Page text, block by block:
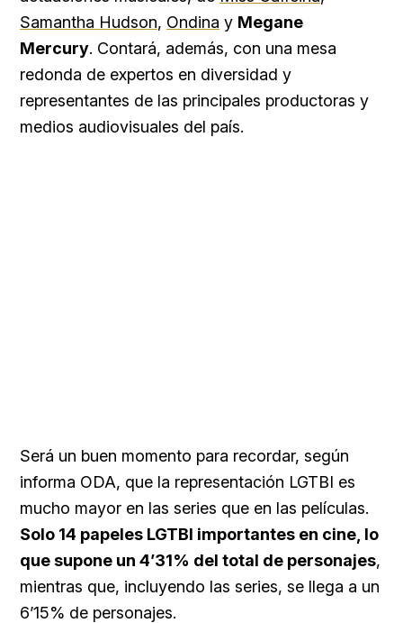
Samantha Hudson, Ondina y Megane
Mercury. Contará, además, con una mesa
redonda de expertos en diversidad y
representantes de las principales productoras y
medios audiovisuales del país.
Será un buen momento para recordar, según
informa ODA, que la representación LGTBI es
mucho mayor en las series que en las películas.
Solo 14 papeles LGTBI importantes en cine, lo
que supone un 4’31% del total de personajes,
mientras que, incluyendo las series, se llega a un
6’15% de personajes.